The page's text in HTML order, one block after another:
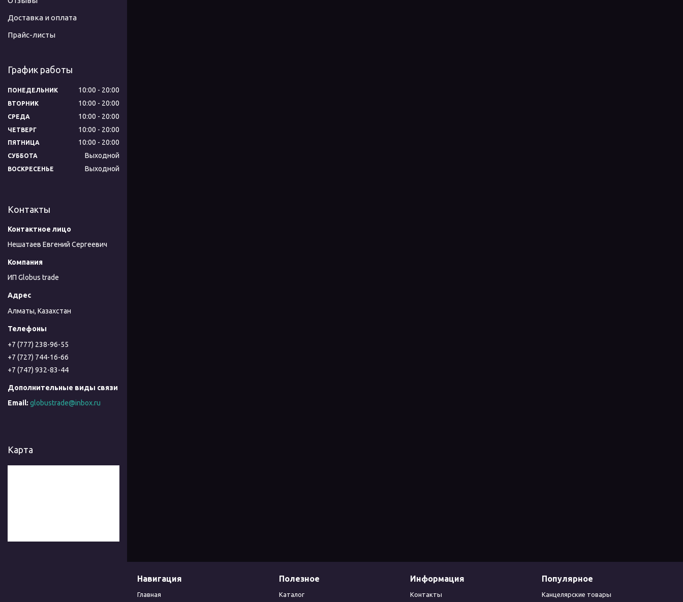
Доставка и оплата
Прайс-листы
График работы
ПОНЕДЕЛЬНИК 10:00 20:00
ВТОРНИК 10:00 20:00
СРЕДА 10:00 20:00
ЧЕТВЕРГ 10:00 20:00
ПЯТНИЦА 10:00 20:00
СУББОТА Выходной
ВОСКРЕСЕНЬЕ Выходной
Контакты
Нешатаев Евгений Сергеевич
ИП Globus trade
Алматы, Казахстан
+7 (777) 238-96-55
+7 (727) 744-16-66
+7 (747) 932-83-44
globustrade@inbox.ru
Карта
Навигация
Главная
Полезное
Каталог
Информация
Контакты
Популярное
Канцелярские товары